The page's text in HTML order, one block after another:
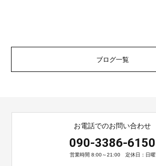
ブログ一覧
お電話でのお問い合わせ
090-3386-6150
営業時間 8:00～21:00 定休日：日曜